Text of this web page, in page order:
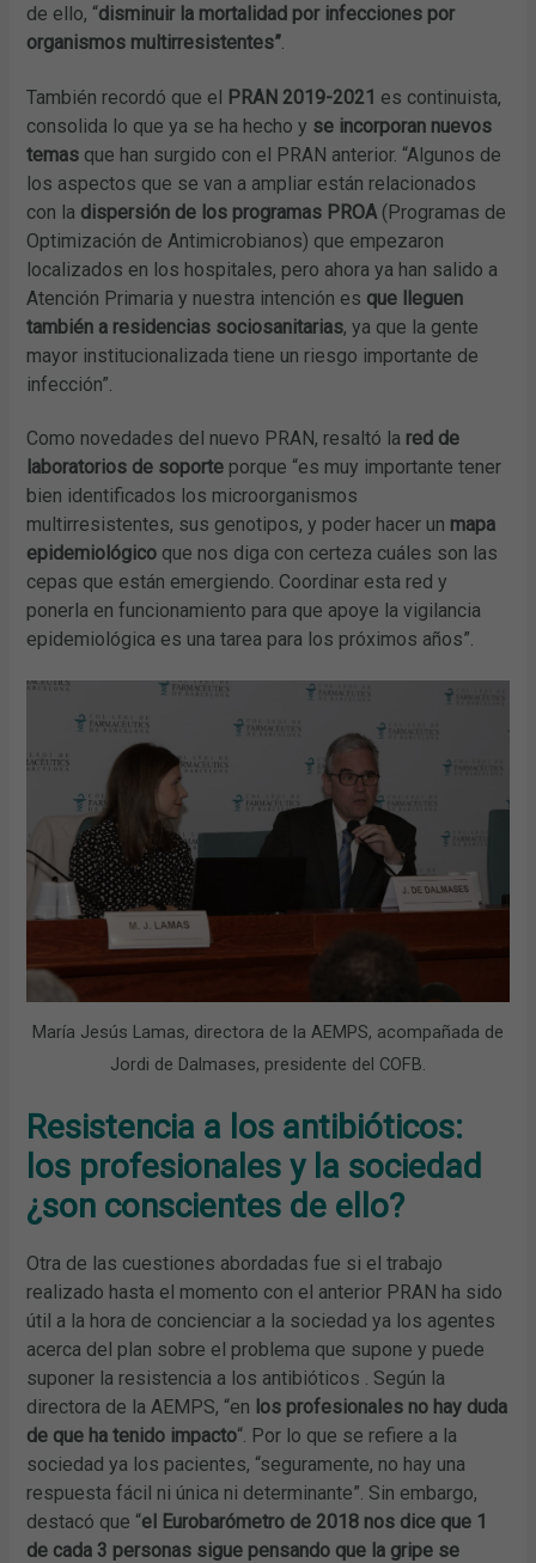
de ello, “disminuir la mortalidad por infecciones por
organismos multirresistentes”
También recordó que el PRAN 2019-2021 es continuista,
consolida lo que ya se ha hecho y se incorporan nuevos
temas que han surgido con el PRAN anterior. “Algunos de
los aspectos que se van a ampliar están relacionados
con la dispersión de los programas PROA (Programas de
Optimización de Antimicrobianos) que empezaron
localizados en los hospitales, pero ahora ya han salido a
Atención Primaria y nuestra intención es que lleguen
también a residencias sociosanitarias, ya que la gente
mayor institucionalizada tiene un riesgo importante de
infección”.
Como novedades del nuevo PRAN, resaltó la red de
laboratorios de soporte porque “es muy importante tener
bien identificados los microorganismos
multirresistentes, sus genotipos, y poder hacer un mapa
epidemiológico que nos diga con certeza cuáles son las
cepas que están emergiendo. Coordinar esta red y
ponerla en funcionamiento para que apoye la vigilancia
epidemiológica es una tarea para los próximos años”.
María Jesús Lamas, directora de la AEMPS, acompañada de
Jordi de Dalmases, presidente del COFB.
Resistencia a los antibióticos:
los profesionales y la sociedad
¿son conscientes de ello?
Otra de las cuestiones abordadas fue si el trabajo
realizado hasta el momento con el anterior PRAN ha sido
útil a la hora de concienciar a la sociedad ya los agentes
acerca del plan sobre el problema que supone y puede
suponer la resistencia a los antibióticos . Según la
directora de la AEMPS, “en los profesionales no hay duda
de que ha tenido impacto“. Por lo que se refiere a la
sociedad ya los pacientes, “seguramente, no hay una
respuesta fácil ni única ni determinante”. Sin embargo,
destacó que “el Eurobarómetro de 2018 nos dice que 1
de cada 3 personas sigue pensando que la gripe se